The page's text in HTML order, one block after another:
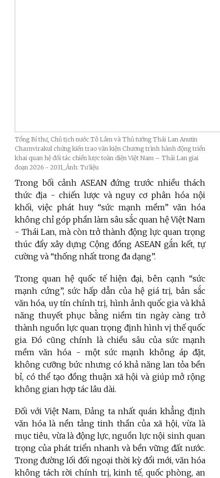
Tổng Bí thư, Chủ tịch nước Tô Lâm và Thủ tướng Thái Lan Anutin
Charnvirakul chứng kiến trao văn kiện Chương trình hành động triển
khai quan hệ đối tác chiến lược toàn diện Việt Nam – Thái Lan giai
đoạn 2026 - 2031_Ảnh: Tư liệu
Trong bối cảnh ASEAN đứng trước nhiều thách
thức địa - chiến lược và nguy cơ phân hóa nội
khối, việc phát huy “sức mạnh mềm” văn hóa
không chỉ góp phần làm sâu sắc quan hệ Việt Nam
- Thái Lan, mà còn trở thành động lực quan trọng
thúc đẩy xây dựng Cộng đồng ASEAN gắn kết, tự
cường và “thống nhất trong đa dạng”.
Trong quan hệ quốc tế hiện đại, bên cạnh “sức
mạnh cứng”, sức hấp dẫn của hệ giá trị, bản sắc
văn hóa, uy tín chính trị, hình ảnh quốc gia và khả
năng thuyết phục bằng niềm tin ngày càng trở
thành nguồn lực quan trọng định hình vị thế quốc
gia. Đó cũng chính là chiều sâu của sức mạnh
mềm văn hóa - một sức mạnh không áp đặt,
không cưỡng bức nhưng có khả năng lan tỏa bền
bỉ, có thể tạo đồng thuận xã hội và giúp mở rộng
không gian hợp tác lâu dài.
Đối với Việt Nam, Đảng ta nhất quán khẳng định
văn hóa là nền tảng tinh thần của xã hội, vừa là
mục tiêu, vừa là động lực, nguồn lực nội sinh quan
trọng của phát triển nhanh và bền vững đất nước.
Trong đường lối đối ngoại thời kỳ đổi mới, văn hóa
không tách rời chính trị, kinh tế, quốc phòng, an